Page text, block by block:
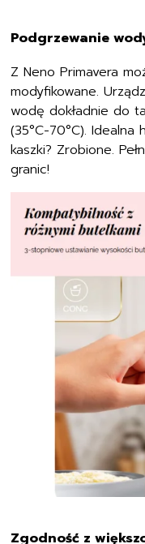
Podgrzewanie
Z Neno Primavera
modyfikowane.
wodę dokładnie do
(35°C-70°C).
kaszki? Zrobione.
granic!
Zgodność z